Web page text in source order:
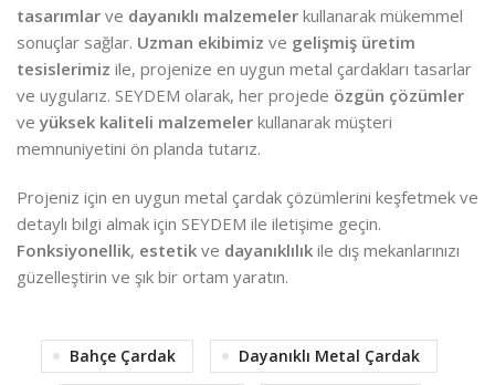
tasarımlar ve dayanıklı malzemeler kullanarak mükemmel
sonuçlar sağlar. Uzman ekibimiz ve gelişmiş üretim
tesislerimiz ile, projenize en uygun metal çardakları tasarlar
ve uygularız. SEYDEM olarak, her projede özgün çözümler
ve yüksek kaliteli malzemeler kullanarak müşteri
memnuniyetini ön planda tutarız.
Projeniz için en uygun metal çardak çözümlerini keşfetmek ve
detaylı bilgi almak için SEYDEM ile iletişime geçin.
Fonksiyonellik, estetik ve dayanıklılık ile dış mekanlarınızı
güzelleştirin ve şık bir ortam yaratın.
Bahçe Çardak Dayanıklı Metal Çardak